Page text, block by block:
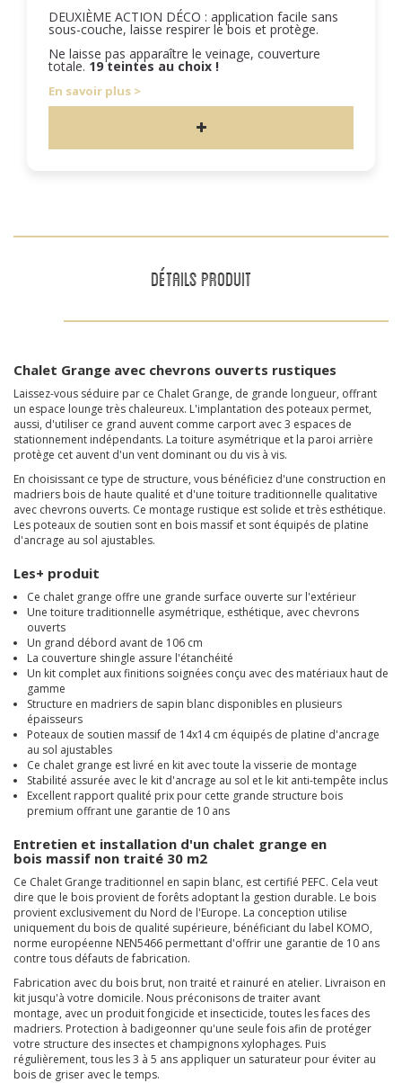
DEUXIÈME ACTION DÉCO : application facile sans
sous-couche, laisse respirer le bois et protège.
Ne laisse pas apparaître le veinage, couverture
totale. 19 teintes au choix !
En savoir plus
DÉTAILS PRODUIT
Chalet Grange avec chevrons ouverts rustiques
Laissez-vous séduire par ce Chalet Grange, de grande longueur, offrant
un espace lounge très chaleureux. L'implantation des poteaux permet,
aussi, d'utiliser ce grand auvent comme carport avec 3 espaces de
stationnement indépendants. La toiture asymétrique et la paroi arrière
protège cet auvent d'un vent dominant ou du vis à vis.
En choisissant ce type de structure, vous bénéficiez d'une construction en
madriers bois de haute qualité et d'une toiture traditionnelle qualitative
avec chevrons ouverts. Ce montage rustique est solide et très esthétique.
Les poteaux de soutien sont en bois massif et sont équipés de platine
d'ancrage au sol ajustables.
Les+ produit
Ce chalet grange offre une grande surface ouverte sur l'extérieur
Une toiture traditionnelle asymétrique, esthétique, avec chevrons
ouverts
Un grand débord avant de 106 cm
La couverture shingle assure l'étanchéité
Un kit complet aux finitions soignées conçu avec des matériaux haut de
gamme
Structure en madriers de sapin blanc disponibles en plusieurs
épaisseurs
Poteaux de soutien massif de 14x14 cm équipés de platine d'ancrage
au sol ajustables
Ce chalet grange est livré en kit avec toute la visserie de montage
Stabilité assurée avec le kit d'ancrage au sol et le kit anti-tempête inclus
Excellent rapport qualité prix pour cette grande structure bois
premium offrant une garantie de 10 ans
Entretien et installation d'un chalet grange en
bois massif non traité 30 m2
Ce Chalet Grange traditionnel en sapin blanc, est certifié PEFC. Cela veut
dire que le bois provient de forêts adoptant la gestion durable. Le bois
provient exclusivement du Nord de l'Europe. La conception utilise
uniquement du bois de qualité supérieure, bénéficiant du label KOMO,
norme européenne NEN5466 permettant d'offrir une garantie de 10 ans
contre tous défauts de fabrication.
Fabrication avec du bois brut, non traité et rainuré en atelier. Livraison en
kit jusqu'à votre domicile. Nous préconisons de traiter avant
montage, avec un produitfongicide et insecticide, toutes les faces des
madriers. Protection à badigeonner qu'une seule fois afin de protéger
votre structure des insectes et champignons xylophages. Puis
régulièrement, tous les3 à 5 ans appliquer un saturateur pour éviter au
bois de griser avec le temps.